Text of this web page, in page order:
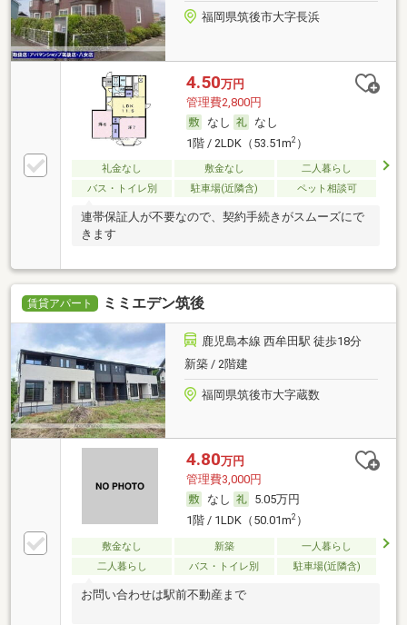
福岡県筑後市大字長浜
4.50万円
管理費2,800円
なし
なし
1階 / 2LDK（53.51m2）
礼金なし 敷金なし
二人暮らし
バス・トイレ別
駐車場(近隣含) ペット相談可
連帯保証人が不要なので、契約手続きがスムーズにで
きます
賃貸アパート ミミエデン筑後
鹿児島本線 西牟田駅 徒歩18分
新築 / 2階建
福岡県筑後市大字蔵数
4.80万円
管理費3,000円
なし
5.05万円
1階 / 1LDK（50.01m2）
敷金なし 新築
一人暮らし
二人暮らし
バス・トイレ別 駐車場(近隣含)
お問い合わせは駅前不動産まで